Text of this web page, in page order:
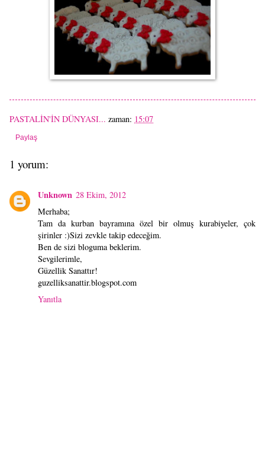
PASTALİN'İN DÜNYASI... zaman: 15:07
Paylaş
1 yorum:
Unknown 28 Ekim, 2012
Merhaba;
Tam da kurban bayramına özel bir olmuş kurabiyeler, çok
şirinler :)Sizi zevkle takip edeceğim.
Ben de sizi bloguma beklerim.
Sevgilerimle,
Güzellik Sanattır!
guzelliksanattir.blogspot.com
Yanıtla